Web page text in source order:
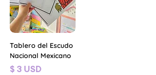
Tablero del Escudo
Nacional Mexicano
Precio
$ 3 USD